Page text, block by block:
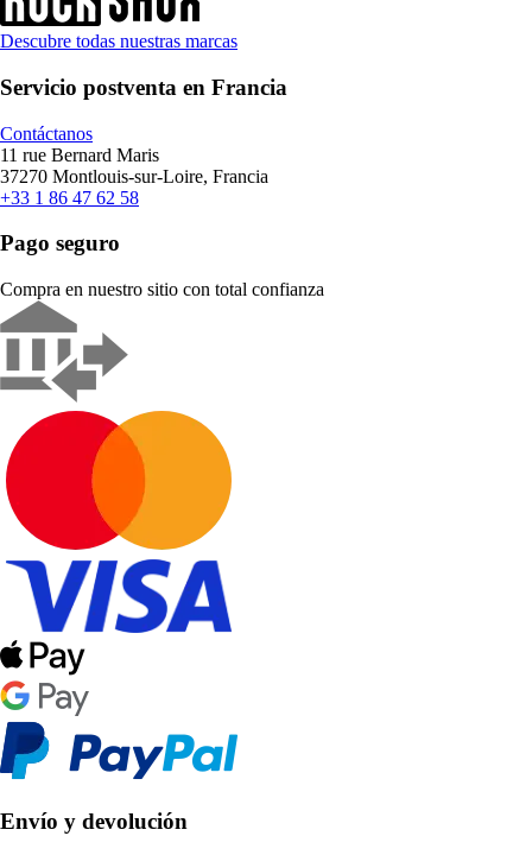
Descubre todas nuestras marcas
Servicio postventa en Francia
Contáctanos
11 rue Bernard Maris
37270 Montlouis-sur-Loire, Francia
+33 1 86 47 62 58
Pago seguro
Compra en nuestro sitio con total confianza
Envío y devolución